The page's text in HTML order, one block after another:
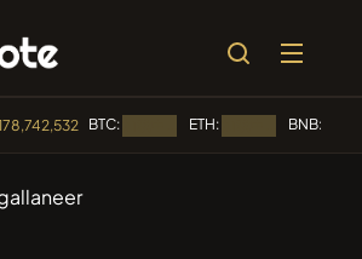
BTC: ETH: BNB: